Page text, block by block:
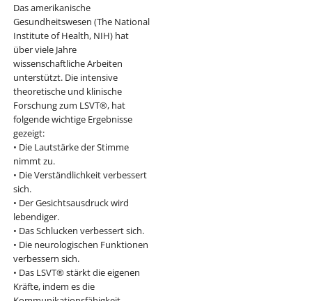
Das amerikanische
Gesundheitswesen (The National
Institute of Health, NIH) hat
über viele Jahre
wissenschaftliche Arbeiten
unterstützt. Die intensive
theoretische und klinische
Forschung zum LSVT®, hat
folgende wichtige Ergebnisse
gezeigt:
• Die Lautstärke der Stimme
nimmt zu.
• Die Verständlichkeit verbessert
sich.
• Der Gesichtsausdruck wird
lebendiger.
• Das Schlucken verbessert sich.
• Die neurologischen Funktionen
verbessern sich.
• Das LSVT® stärkt die eigenen
Kräfte, indem es die